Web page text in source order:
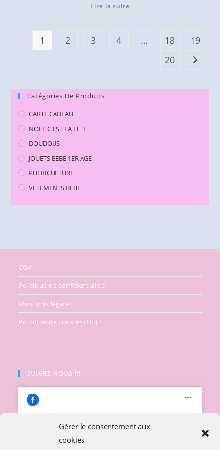
Gérer le consentement aux
cookies
Lire la suite
1 2 3 4 … 18
19
20
Catégories De Produits
CARTE CADEAU
NOEL C'EST LA FETE
DOUDOUS
JOUETS BEBE 1ER AGE
PUERICULTURE
VETEMENTS BEBE
CGV
Politique de confidentialité
Mentions légales
Politique de cookies (UE)
SUIVEZ-NOUS !!!